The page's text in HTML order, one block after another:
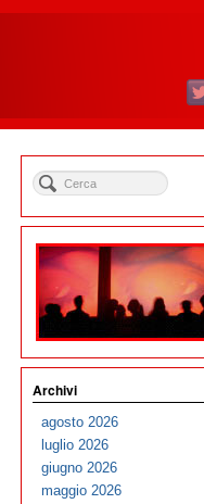
Archivi
agosto 2026
luglio 2026
giugno 2026
maggio 2026